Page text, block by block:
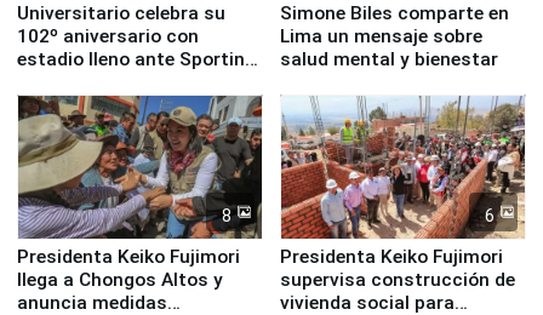
Universitario celebra su
102º aniversario con
estadio lleno ante Sporting
Simone Biles comparte en
Lima un mensaje sobre
salud mental y bienestar
8
Presidenta Keiko Fujimori
llega a Chongos Altos y
anuncia medidas
6
Presidenta Keiko Fujimori
supervisa construcción de
vivienda social para